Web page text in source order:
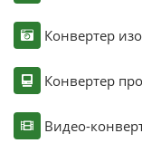
Конвертер
Конвертер
Видео-